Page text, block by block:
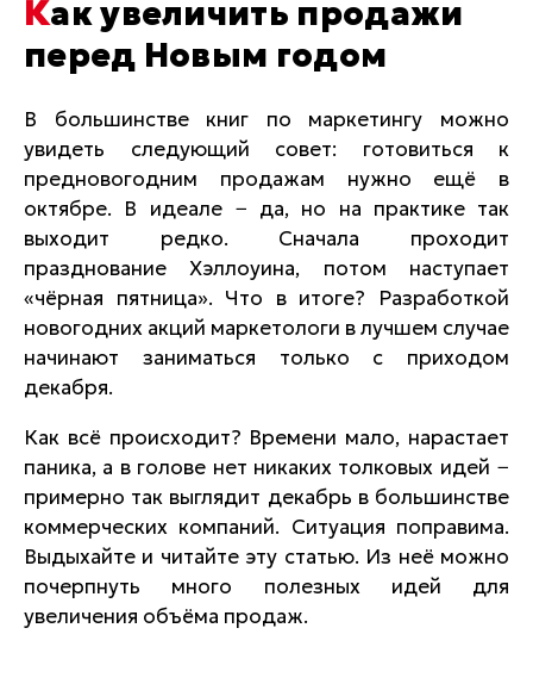
Отдельный вход \ Левый торец здания
Пн-пт. с 9:30 до 18:30 (по Хбк)
info@lred.ru
Все контакты
Как увеличить продажи
перед Новым годом
В большинстве книг по маркетингу можно
увидеть следующий совет: готовиться к
предновогодним продажам нужно ещё в
октябре. В идеале − да, но на практике так
выходит редко. Сначала проходит
празднование Хэллоуина, потом наступает
«чёрная пятница». Что в итоге? Разработкой
новогодних акций маркетологи в лучшем случае
начинают заниматься только с приходом
декабря.
Как всё происходит? Времени мало, нарастает
паника, а в голове нет никаких толковых идей −
примерно так выглядит декабрь в большинстве
коммерческих компаний. Ситуация поправима.
Выдыхайте и читайте эту статью. Из неё можно
почерпнуть много полезных идей для
увеличения объёма продаж.